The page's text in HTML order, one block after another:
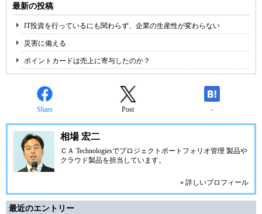
最新の投稿
IT投資を行っているにも関わらず、企業の生産性が変わらない
災害に備える
ポイントカードは売上に寄与したのか？
Share Post -
相場 宏二
ＣＡ Technologiesでプロジェクトポートフォリオ管理 製品や
クラウド製品を担当しています。
» 詳しいプロフィール
最近のエントリー